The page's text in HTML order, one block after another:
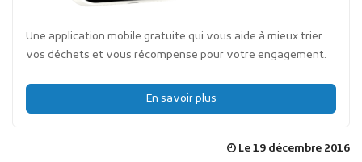
Une application mobile gratuite qui vous aide à mieux trier
vos déchets et vous récompense pour votre engagement.
En savoir plus
Le 19 décembre 2016